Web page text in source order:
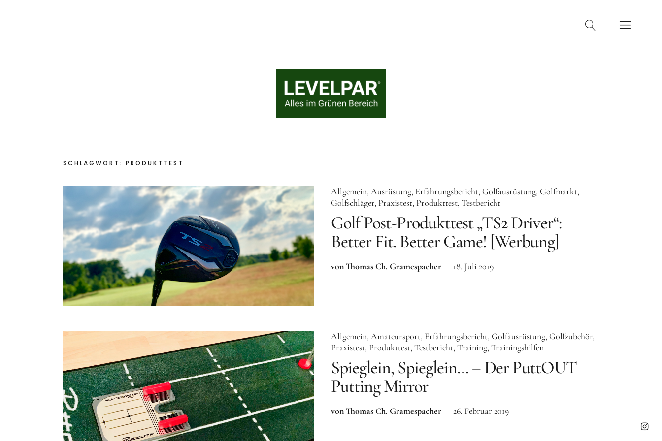
SCHLAGWORT: PRODUKTTEST
Allgemein Ausrüstung Erfahrungsbericht Golfausrüstung Golfmarkt
Golfschläger Praxistest Produkttest Testbericht
Golf Post-Produkttest „TS2 Driver“:
Better Fit. Better Game! [Werbung]
von Thomas Ch. Gramespacher 18. Juli 2019
Allgemein Amateursport Erfahrungsbericht Golfausrüstung Golfzubehör
Praxistest Produkttest Testbericht Training Trainingshilfen
Spieglein, Spieglein… – Der PuttOUT
Putting Mirror
von Thomas Ch. Gramespacher 26. Februar 2019